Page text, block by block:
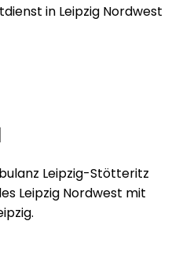
in Leipzig Nordwest
Leipzig-Stötteritz
Leipzig Nordwest mit